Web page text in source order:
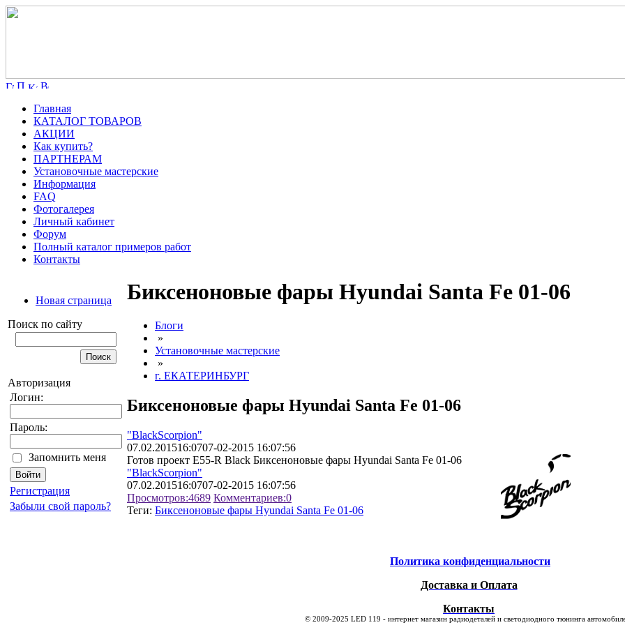
Главная
КАТАЛОГ ТОВАРОВ
АКЦИИ
Как купить?
ПАРТНЕРАМ
Установочные мастерские
Информация
FAQ
Фотогалерея
Личный кабинет
Форум
Полный каталог примеров работ
Контакты
Новая страница
Поиск по сайту
Авторизация
Логин:
Пароль:
Запомнить меня
Регистрация
Забыли свой пароль?
Биксеноновые фары Hyundai Santa Fe 01-06
Блоги
»
Установочные мастерские
»
г. ЕКАТЕРИНБУРГ
Биксеноновые фары Hyundai Santa Fe 01-06
"BlackScorpion"
07.02.201516:0707-02-2015 16:07:56
Готов проект E55-R Black Биксеноновые фары Hyundai Santa Fe 01-06
"BlackScorpion"
07.02.201516:0707-02-2015 16:07:56
Просмотров:4689 Комментариев:0
Теги: Биксеноновые фары Hyundai Santa Fe 01-06
Политика конфиденциальности
Доставка и Оплата
Контакты
© 2009-2025 LED 119 - интернет магазин радиодеталей и светодиодного тюнинга